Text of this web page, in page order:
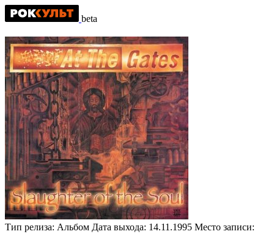
beta
Тип релиза: Альбом Дата выхода: 14.11.1995 Место записи: